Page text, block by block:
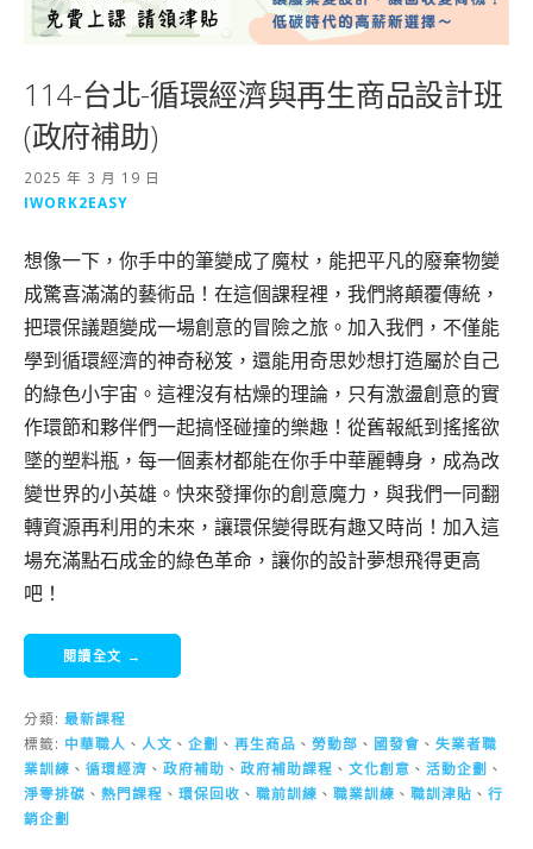
114-台北-循環經濟與再生商品設計班
(政府補助)
2025 年 3 月 19 日
IWORK2EASY
想像一下，你手中的筆變成了魔杖，能把平凡的廢棄物變
成驚喜滿滿的藝術品！在這個課程裡，我們將顛覆傳統，
把環保議題變成一場創意的冒險之旅。加入我們，不僅能
學到循環經濟的神奇秘笈，還能用奇思妙想打造屬於自己
的綠色小宇宙。這裡沒有枯燥的理論，只有激盪創意的實
作環節和夥伴們一起搞怪碰撞的樂趣！從舊報紙到搖搖欲
墜的塑料瓶，每一個素材都能在你手中華麗轉身，成為改
變世界的小英雄。快來發揮你的創意魔力，與我們一同翻
轉資源再利用的未來，讓環保變得既有趣又時尚！加入這
場充滿點石成金的綠色革命，讓你的設計夢想飛得更高
吧！
閱讀全文 →
分類: 最新課程
標籤: 中華職人 、 人文 、 企劃 、 再生商品 、 勞動部 、 國發會 、 失業者職
業訓練 、 循環經濟 、 政府補助 、 政府補助課程 、 文化創意 、 活動企劃 、
淨零排碳 、 熱門課程 、 環保回收 、 職前訓練 、 職業訓練 、 職訓津貼 、 行
銷企劃